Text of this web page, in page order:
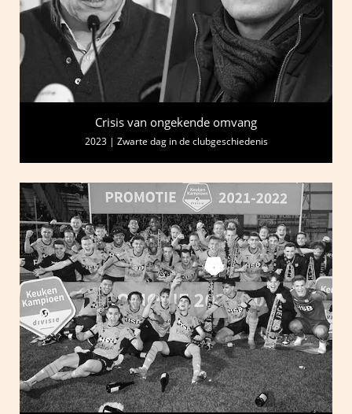
Crisis van ongekende omvang
2023 | Zwarte dag in de clubgeschiedenis